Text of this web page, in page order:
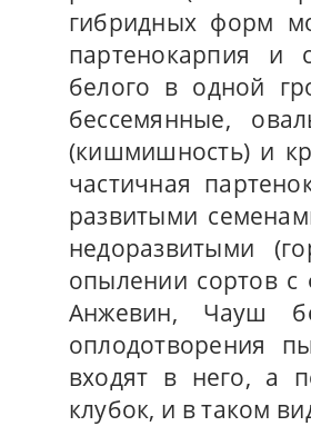
гибридных форм
партенокарпия и
белого в одной
бессемянные,
(кишмишность) и
частичная
развитыми
недоразвитыми
опылении сортов
Анжевин, Чауш
оплодотворения
входят в него, а
клубок, и в таком